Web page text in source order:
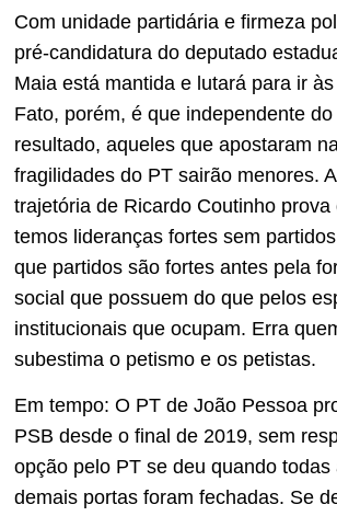
Com unidade partidária e firmeza
pré-candidatura do deputado
Maia está mantida e lutará para ir
Fato, porém, é que independente do
resultado, aqueles que apostaram
fragilidades do PT sairão menores. A
trajetória de Ricardo Coutinho prova
temos lideranças fortes sem
que partidos são fortes antes pela
social que possuem do que pelos
institucionais que ocupam. Erra
subestima o petismo e os petistas.
Em tempo: O PT de João Pessoa
PSB desde o final de 2019, sem
opção pelo PT se deu quando todas
demais portas foram fechadas. Se